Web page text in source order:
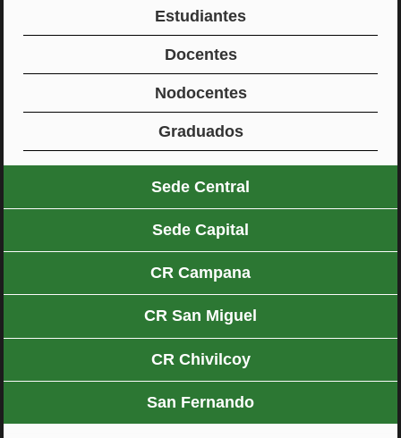
Estudiantes
Docentes
Nodocentes
Graduados
Sede Central
Sede Capital
CR Campana
CR San Miguel
CR Chivilcoy
San Fernando